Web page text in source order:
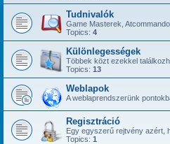
Tudnivalók
Game Masterek,
Topics: 4
Különlegességek
Többek közt ezekkel
Topics: 13
Weblapok
A weblaprendszerünk
Regisztráció
Egy egyszerű rejtvény azért,
Topics: 1